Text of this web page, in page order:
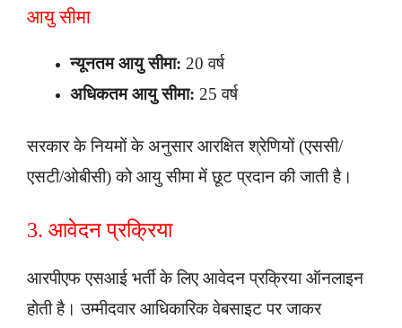
आयु सीमा
न्यूनतम आयु सीमा: 20 वर्ष
अधिकतम आयु सीमा: 25 वर्ष
सरकार के नियमों के अनुसार आरक्षित श्रेणियों (एससी/
एसटी/ओबीसी) को आयु सीमा में छूट प्रदान की जाती है।
3. आवेदन प्रक्रिया
आरपीएफ एसआई भर्ती के लिए आवेदन प्रक्रिया ऑनलाइन
होती है। उम्मीदवार आधिकारिक वेबसाइट पर जाकर